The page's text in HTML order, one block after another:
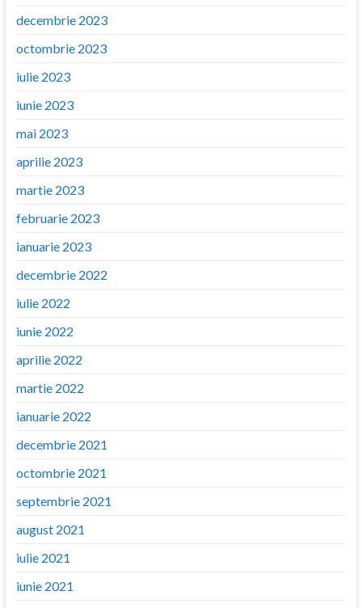
decembrie 2023
octombrie 2023
iulie 2023
iunie 2023
mai 2023
aprilie 2023
martie 2023
februarie 2023
ianuarie 2023
decembrie 2022
iulie 2022
iunie 2022
aprilie 2022
martie 2022
ianuarie 2022
decembrie 2021
octombrie 2021
septembrie 2021
august 2021
iulie 2021
iunie 2021